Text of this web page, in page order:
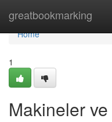
greatbookmarking
Home
Home
1
Makineler